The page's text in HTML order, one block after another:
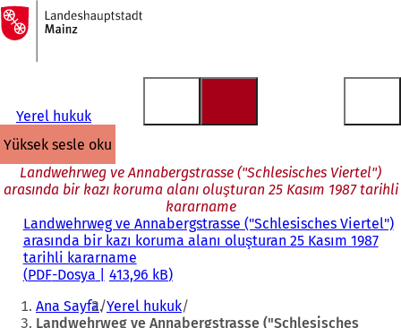
İçeriğe atla
Ana
sayfaya
Yerel hukuk
yüksek sesle oku
Landwehrweg ve Annabergstrasse ("Schlesisches Viertel")
arasında bir kazı koruma alanı oluşturan 25 Kasım 1987 tarihli
kararname
Landwehrweg ve Annabergstrasse ("Schlesisches Viertel")
arasında bir kazı koruma alanı oluşturan 25 Kasım 1987
tarihli kararname
PDF-Dosya 413,96 kB
Buradasınız:
Ana Sayfa Yerel hukuk
Landwehrweg ve Annabergstrasse ("Schlesisches